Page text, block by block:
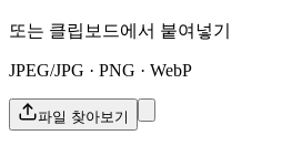
또는 클립보드에서 붙여넣기
JPEG/JPG · PNG · WebP
파일 찾아보기